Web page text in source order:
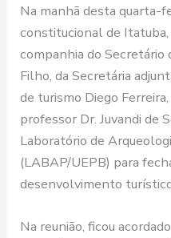
Na manhã desta quarta-
constitucional de Itatuba,
companhia do Secretário
Filho, da Secretária
de turismo Diego
professor Dr. Juvandi de
Laboratório de
(LABAP/UEPB) para
desenvolvimento
Na reunião, ficou